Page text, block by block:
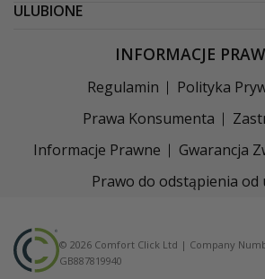
ULUBIONE
INFORMACJE
Regulamin
Polityka
Prawa Konsumenta
Informacje Prawne
Gwarancja
Prawo do odstąpienia od
© 2026 Comfort Click Ltd | Company
GB887819940